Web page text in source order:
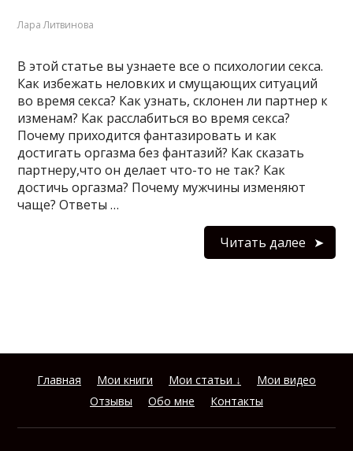
Лара Литвинова
В этой статье вы узнаете все о психологии секса.
Как избежать неловких и смущающих ситуаций
во время секса? Как узнать, склонен ли партнер к
изменам? Как расслабиться во время секса?
Почему приходится фантазировать и как
достигать оргазма без фантазий? Как сказать
партнеру,что он делает что-то не так? Как
достичь оргазма? Почему мужчины изменяют
чаще? Ответы …
Читать далее
Главная Мои книги Мои статьи ↓
Мои видео
Отзывы
Обо мне Контакты